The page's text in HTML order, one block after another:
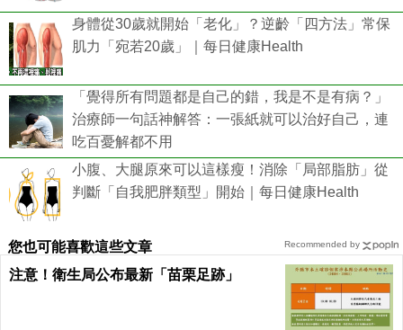
身體從30歲就開始「老化」？逆齡「四方法」常保
肌力「宛若20歲」｜每日健康Health
「覺得所有問題都是自己的錯，我是不是有病？」
治療師一句話神解答：一張紙就可以治好自己，連
吃百憂解都不用
小腹、大腿原來可以這樣瘦！消除「局部脂肪」從
判斷「自我肥胖類型」開始｜每日健康Health
您也可能喜歡這些文章
注意！衛生局公布最新「苗栗足跡」
Recommended by